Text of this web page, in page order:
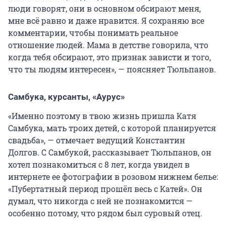
люди говорят, они в основном обсирают меня,
мне всё равно и даже нравится. Я сохраняю все
комментарии, чтобы понимать реальное
отношение людей. Мама в детстве говорила, что
когда тебя обсирают, это признак зависти и того,
что ты людям интересен», — поясняет Тюльпанов.
Самбука, курсанты, «Аурус»
«Именно поэтому в твою жизнь пришла Катя
Самбука, мать троих детей, с которой планируется
свадьба», — отмечает ведущий Константин
Долгов. С Самбукой, рассказывает Тюльпанов, он
хотел познакомиться с 8 лет, когда увидел в
интернете ее фотографии в розовом нижнем белье:
«Пубертатный период прошёл весь с Катей». Он
думал, что никогда с ней не познакомится —
особенно потому, что рядом был суровый отец.